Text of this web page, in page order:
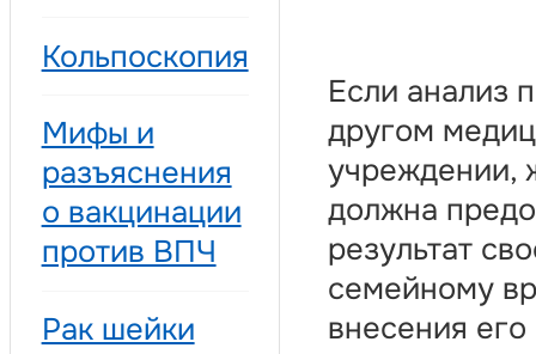
Кольпоскопия
Мифы и
разъяснения
о вакцинации
против ВПЧ
Рак шейки
Если анализ
другом
учреждении,
должна
результат
семейному
внесения его